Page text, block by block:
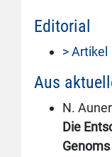
Editorial
> Artikel
Aus
N. Auner
Die
Genoms